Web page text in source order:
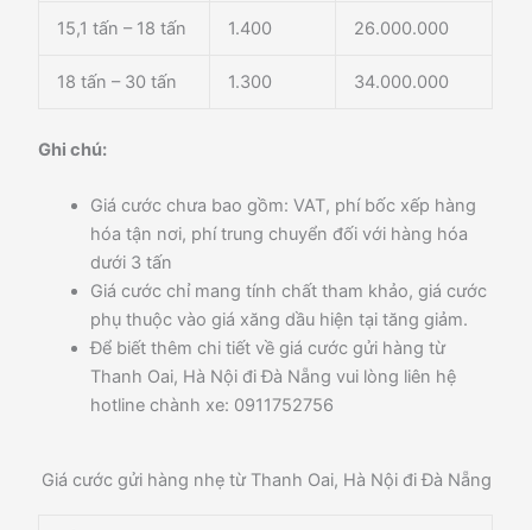
15,1 tấn – 18 tấn 1.400 26.000.000
18 tấn – 30 tấn 1.300 34.000.000
Ghi chú:
Giá cước chưa bao gồm: VAT, phí bốc xếp hàng
hóa tận nơi, phí trung chuyển đối với hàng hóa
dưới 3 tấn
Giá cước chỉ mang tính chất tham khảo, giá cước
phụ thuộc vào giá xăng dầu hiện tại tăng giảm.
Để biết thêm chi tiết về giá cước gửi hàng từ
Thanh Oai, Hà Nội đi Đà Nẵng vui lòng liên hệ
hotline chành xe: 0911752756
Giá cước gửi hàng nhẹ từ Thanh Oai, Hà Nội đi Đà Nẵng